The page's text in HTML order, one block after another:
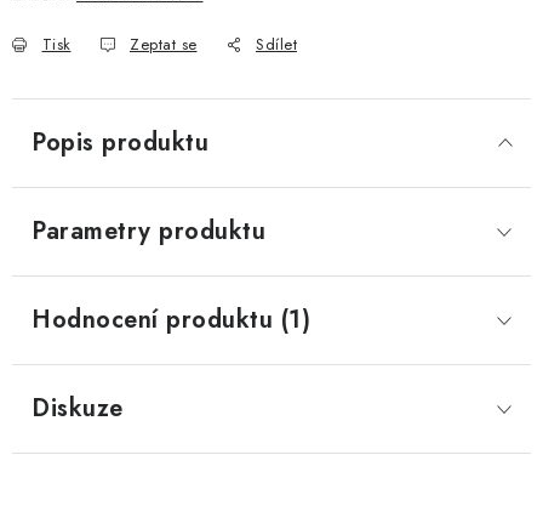
Tisk Zeptat se Sdílet
Popis produktu
Parametry produktu
Hodnocení produktu (1)
Diskuze